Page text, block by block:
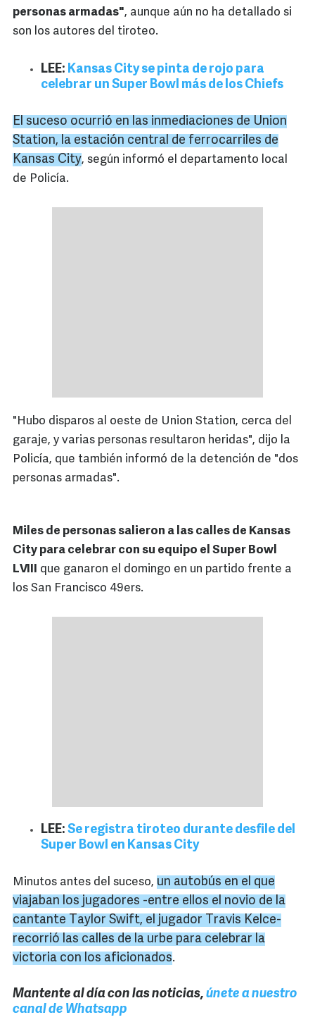
personas armadas", aunque aún no ha detallado si
son los autores del tiroteo.
LEE: Kansas City se pinta de rojo para
celebrar un Super Bowl más de los Chiefs
El suceso ocurrió en las inmediaciones de Union
Station, la estación central de ferrocarriles de
Kansas City, según informó el departamento local
de Policía.
"Hubo disparos al oeste de Union Station, cerca del
garaje, y varias personas resultaron heridas", dijo la
Policía, que también informó de la detención de "dos
personas armadas".
Miles de personas salieron a las calles de Kansas
City para celebrar con su equipo el Super Bowl
LVIII que ganaron el domingo en un partido frente a
los San Francisco 49ers.
LEE: Se registra tiroteo durante desfile del
Super Bowl en Kansas City
Minutos antes del suceso, un autobús en el que
viajaban los jugadores -entre ellos el novio de la
cantante Taylor Swift, el jugador Travis Kelce-
recorrió las calles de la urbe para celebrar la
victoria con los aficionados.
Mantente al día con las noticias, únete a nuestro
canal de Whatsapp